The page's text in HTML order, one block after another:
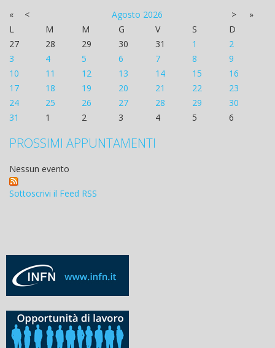
« < Agosto 2026 >
»
L
M M G V S
D
27
28 29 30 31 1
2
3
4 5 6 7 8
9
10
11 12 13 14 15
16
17
18 19 20 21 22
23
24
25 26 27 28 29
30
31
1 2 3 4 5 6
PROSSIMI APPUNTAMENTI
Nessun evento
Sottoscrivi il Feed RSS